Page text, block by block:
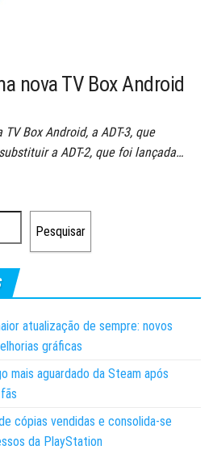
nova TV Box Android
Box Android, a ADT-3, que
a ADT-2, que foi lançada…
Pesquisar
atualização de sempre: novos
gráficas
mais aguardado da Steam após
cópias vendidas e consolida-se
da PlayStation